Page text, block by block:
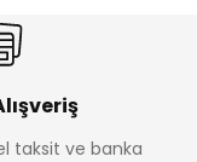
taksit ve banka